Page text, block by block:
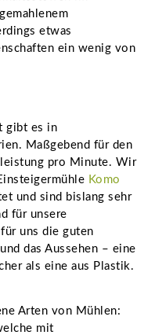
etwas
ein wenig von
gibt es in
Maßgebend für den
pro Minute. Wir
Komo
und sind bislang sehr
für unsere
uns die guten
das Aussehen – eine
als eine aus Plastik.
Arten von Mühlen:
mit